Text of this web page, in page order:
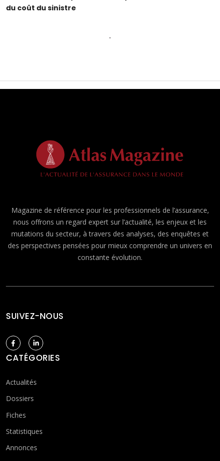
du coût du sinistre
Magazine de référence pour les professionnels de l’assurance,
nous offrons un regard expert sur l’actualité, les enjeux et les
mutations du secteur, à travers des analyses, des enquêtes et
des perspectives pensées pour mieux comprendre un univers en
constante évolution.
SUIVEZ-NOUS
CATÉGORIES
Actualités
Dossiers
Fiches
Statistiques
Annonces